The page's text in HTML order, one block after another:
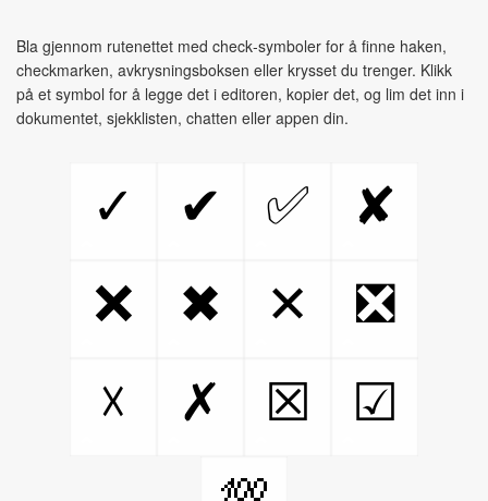
Bla gjennom rutenettet med check‑symboler for å finne haken,
checkmarken, avkrysningsboksen eller krysset du trenger. Klikk
på et symbol for å legge det i editoren, kopier det, og lim det inn i
dokumentet, sjekklisten, chatten eller appen din.
✓ ✔ ✅
✘
❌
✖ ✕
❎
☓
✗ ☒
☑